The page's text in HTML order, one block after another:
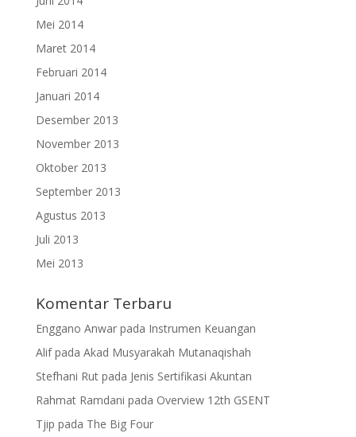
Mei 2014
Maret 2014
Februari 2014
Januari 2014
Desember 2013
November 2013
Oktober 2013
September 2013
Agustus 2013
Juli 2013
Mei 2013
Komentar Terbaru
Enggano Anwarpada Instrumen Keuangan
Alifpada Akad Musyarakah Mutanaqishah
Stefhani Rutpada Jenis Sertifikasi Akuntan
Rahmat Ramdani pada Overview 12th GSENT
Tjip pada The Big Four